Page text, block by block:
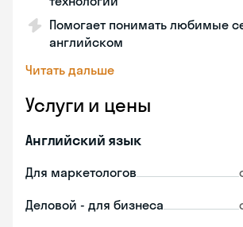
Помогает понимать любимые
английском
Читать дальше
Услуги и цены
Английский язык
Для маркетологов
Деловой - для бизнеса